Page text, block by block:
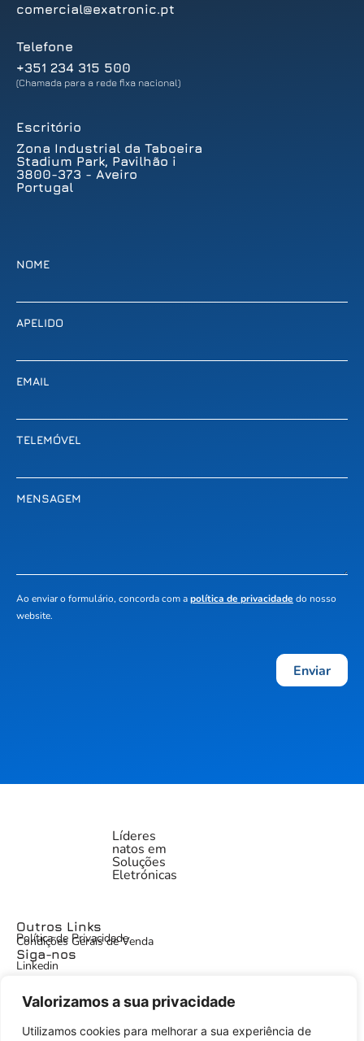
Valorizamos a sua privacidade
Utilizamos cookies para melhorar a sua experiência de
comercial@exatronic.pt
Telefone
+351 234 315 500
(Chamada para a rede fixa nacional)
Escritório
Zona Industrial da Taboeira
Stadium Park, Pavilhão i
3800-373 - Aveiro
Portugal
NOME
APELIDO
EMAIL
TELEMÓVEL
MENSAGEM
Ao enviar o formulário, concorda com apolítica de privacidade do nosso
website.
Enviar
Líderes
natos em
Soluções
Eletrónicas
Menu
Outros Links
Política de Privacidade
Condições Gerais de Venda
Siga-nos
Linkedin